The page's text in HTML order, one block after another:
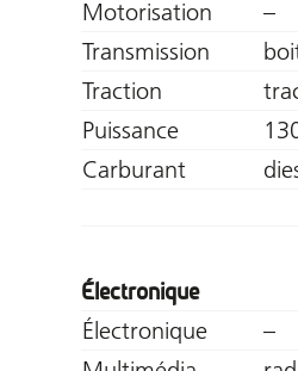
Motorisation
–
Transmission
Traction
Puissance
Carburant
Électronique
Électronique
–